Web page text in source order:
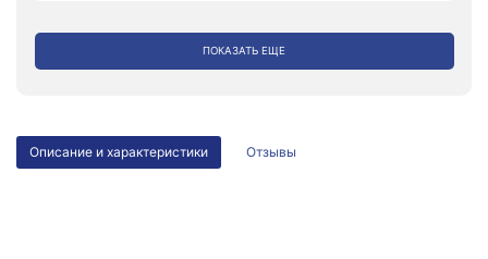
ПОКАЗАТЬ ЕЩЕ
Описание и характеристики Отзывы